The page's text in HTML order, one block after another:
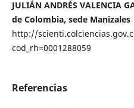
JULIÁN ANDRÉS VALENCIA
de Colombia, sede Manizales
http://
cod_rh=0001288059
Referencias